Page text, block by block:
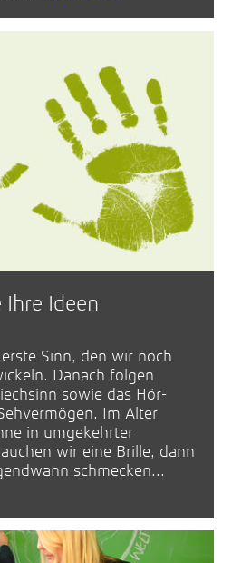
Ideen
Sinn, den wir noch
Danach folgen
sowie das Hör-
Im Alter
in umgekehrter
wir eine Brille, dann
schmecken...